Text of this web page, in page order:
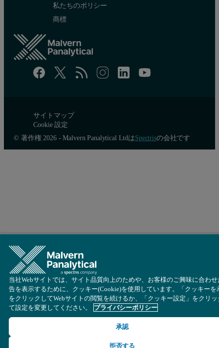
私たちのポリシー
商標
サイトマップ
Cookie 設定
© 著作権 2026 - Malvern Panalytical LtdはSpectrisの会社です
当社Webサイトでは、サイト品質向上のためや、お客様のご興味に合わせ
告を表示するために、クッキー(Cookie)を使用しています。「クッキーを
をクリックしてWebサイトの閲覧を続けるか、「クッキー設定」をクリッ
て設定を変更してください。
プライバシーポリシー
承認
拒否する